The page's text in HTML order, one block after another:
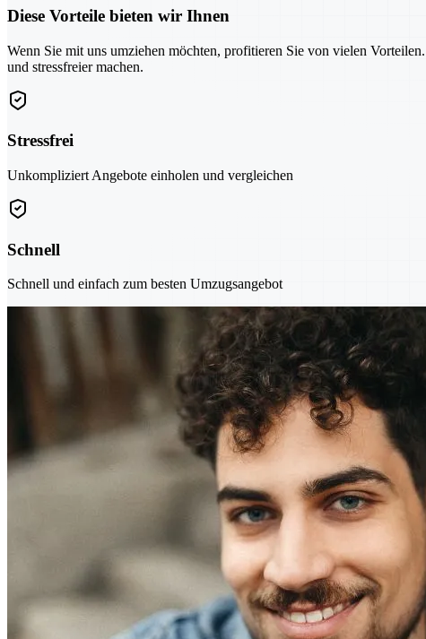
Diese Vorteile bieten wir Ihnen
Wenn Sie mit uns umziehen möchten, profitieren Sie von vielen
und stressfreier machen.
Stressfrei
Unkompliziert Angebote einholen und vergleichen
Schnell
Schnell und einfach zum besten Umzugsangebot